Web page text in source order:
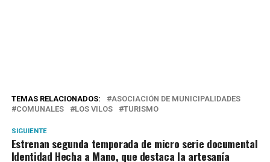
TEMAS RELACIONADOS:
ASOCIACIÓN DE MUNICIPALIDADES
COMUNALES
LOS VILOS TURISMO
SIGUIENTE
Estrenan segunda temporada de micro serie documental
Identidad Hecha a Mano, que destaca la artesanía